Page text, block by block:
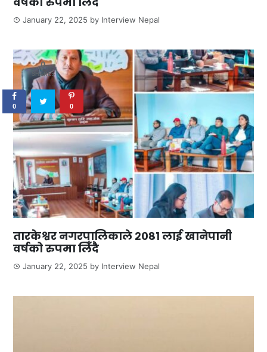
January 22, 2025 by Interview Nepal
तारकेश्वर नगरपालिकाले २०८१ लाई खानेपानी
वर्षको रुपमा लिँदै
January 22, 2025 by Interview Nepal
0
SHARES
0 0